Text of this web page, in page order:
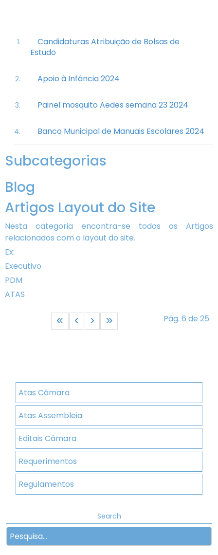
Candidaturas Atribuição de Bolsas de
Estudo
Apoio à Infância 2024
Painel mosquito Aedes semana 23 2024
Banco Municipal de Manuais Escolares 2024
Subcategorias
Blog
Artigos Layout do Site
Nesta categoria encontra-se todos os Artigos
relacionados com o layout do site.
Ex:
Executivo
PDM
ATAS
Pág. 6 de 25
Atas Câmara
Atas Assembleia
Editais Câmara
Requerimentos
Regulamentos
Search